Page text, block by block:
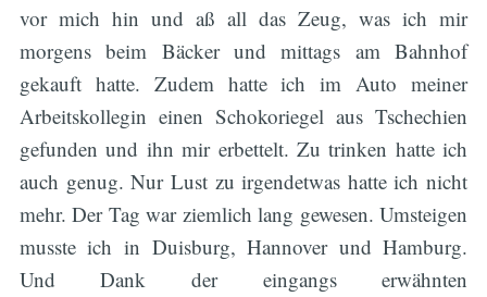
vor mich hin und aß all das Zeug, was ich mir
morgens beim Bäcker und mittags am Bahnhof
gekauft hatte. Zudem hatte ich im Auto meiner
Arbeitskollegin einen Schokoriegel aus Tschechien
gefunden und ihn mir erbettelt. Zu trinken hatte ich
auch genug. Nur Lust zu irgendetwas hatte ich nicht
mehr. Der Tag war ziemlich lang gewesen. Umsteigen
musste ich in Duisburg, Hannover und Hamburg.
Und Dank der eingangs erwähnten